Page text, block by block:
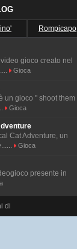
Rompicapo
gioco creato nel
Gioca
un gioco " shoot them
Gioca
Cat Adventure, un
Gioca
presente in
di